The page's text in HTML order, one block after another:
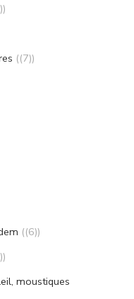
(7)
(6)
moustiques